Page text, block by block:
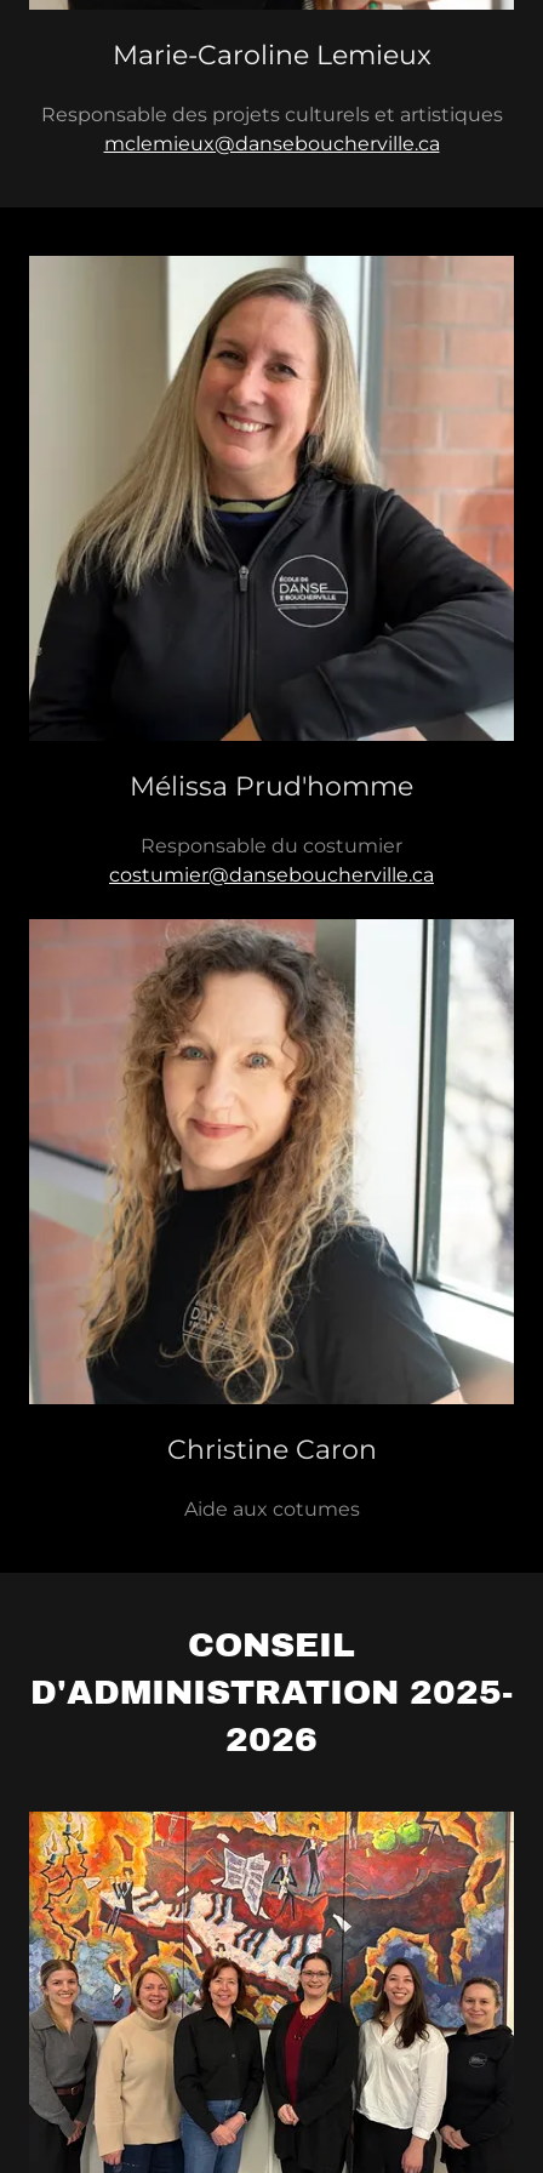
Marie-Caroline Lemieux
Responsable des projets culturels et artistiques
mclemieux@danseboucherville.ca
Mélissa Prud'homme
Responsable du costumier
costumier@danseboucherville.ca
Christine Caron
Aide aux cotumes
CONSEIL
D'ADMINISTRATION 2025-
2026